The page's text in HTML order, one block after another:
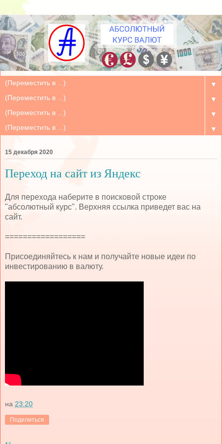
▼
▼
▼
▼
15 декабря 2020
Переход на сайт из Яндекс
Для перехода наберите в поисковой строке
"абсолютный курс". Верхняя ссылка приведет вас на
сайт.
==================
Присоединяйтесь к нам и получайте новые идеи по
инвестированию в валюту.
на 23:20
Поделиться